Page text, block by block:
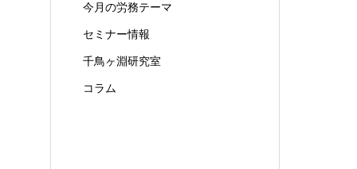
今月の労務テーマ
セミナー情報
千鳥ヶ淵研究室
コラム